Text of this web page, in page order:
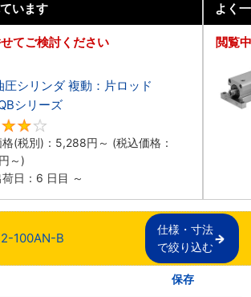
います
てご検討ください
圧シリンダ 複動：片ロッド
シリーズ
(税別)： 5,288円 ～ (税込価格：
円 ～)
日：6 日目 ～
よく
閲覧
100AN-B
仕様・寸法
で絞り込む
保存